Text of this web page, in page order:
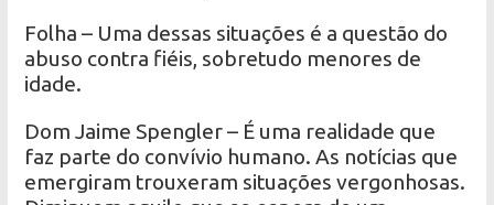
Folha – Uma dessas situações é a questão do
abuso contra fiéis, sobretudo menores de
idade.
Dom Jaime Spengler – É uma realidade que
faz parte do convívio humano. As notícias que
emergiram trouxeram situações vergonhosas.